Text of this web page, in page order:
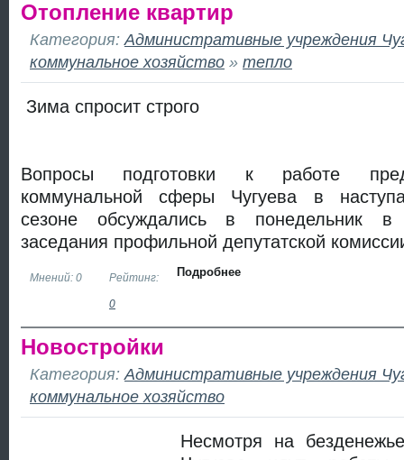
Отопление квартир
Категория: Административные учреждения
коммунальное хозяйство » тепло
Зима спросит строго
Вопросы подготовки к работе
коммунальной сферы Чугуева в
сезоне обсуждались в понедельник в
заседания профильной депутатской
Подробнее
Мнений: 0 Рейтинг:
0
Новостройки
Категория: Административные учреждения
коммунальное хозяйство
Несмотря на